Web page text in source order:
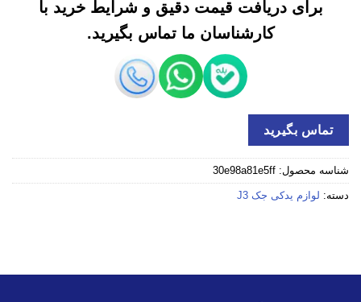
برای دریافت قیمت دقیق و شرایط خرید با
کارشناسان ما تماس بگیرید.
تماس بگیرید
شناسه محصول: 30e98a81e5ff
دسته: لوازم یدکی جک J3